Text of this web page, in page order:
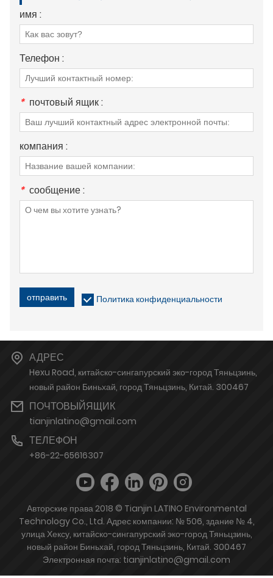
имя :
Телефон :
* почтовый ящик :
компания :
* сообщение :
отправить Политика конфиденциальности
АДРЕС
Hexu Road, китайско-сингапурский эко-город Тяньцзинь,
новый район Биньхай, город Тяньцзинь, Китай. 300467
ПОЧТОВЫЙЯЩИК
tianjinlatino@gmail.com
ТЕЛЕФОН
+86-22-65616307
Авторские права 2018 © Tianjin LATINO Environmental
Technology Co., Ltd. Адрес компании: № 506, здание № 4,
улица Хексу, китайско-сингапурский эко-город Тяньцзинь,
новый район Биньхай, город Тяньцзинь, Китай. 300467
Электронная почта: tianjinlatino@gmail.com